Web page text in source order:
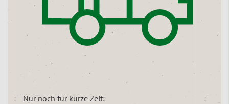
Nur noch für kurze Zeit: